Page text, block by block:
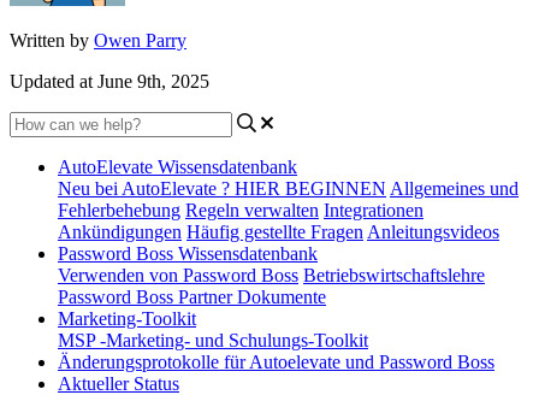
Written by Owen Parry
Updated at June 9th, 2025
AutoElevate Wissensdatenbank
Neu bei AutoElevate ? HIER BEGINNEN Allgemeines und
Fehlerbehebung Regeln verwalten Integrationen
Ankündigungen Häufig gestellte Fragen Anleitungsvideos
Password Boss Wissensdatenbank
Verwenden von Password Boss Betriebswirtschaftslehre
Password Boss Partner Dokumente
Marketing-Toolkit
MSP -Marketing- und Schulungs-Toolkit
Änderungsprotokolle für Autoelevate und Password Boss
Aktueller Status